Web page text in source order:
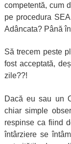
competentă, cum
pe procedura
Adâncata? Până
Să trecem peste
fost acceptată,
zile??!
Dacă eu sau un
chiar simple
respinse ca fiind
întârziere se